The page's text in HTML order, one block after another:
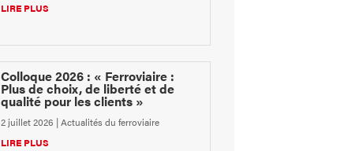
LIRE PLUS
Colloque 2026 : « Ferroviaire :
Plus de choix, de liberté et de
qualité pour les clients »
2 juillet 2026 |Actualités du ferroviaire
LIRE PLUS